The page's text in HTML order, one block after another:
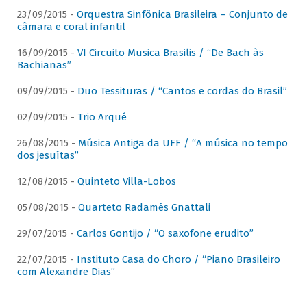
23/09/2015 - Orquestra Sinfônica Brasileira – Conjunto de
câmara e coral infantil
16/09/2015 - VI Circuito Musica Brasilis / “De Bach às
Bachianas”
09/09/2015 - Duo Tessituras / “Cantos e cordas do Brasil”
02/09/2015 - Trio Arqué
26/08/2015 - Música Antiga da UFF / “A música no tempo
dos jesuítas”
12/08/2015 - Quinteto Villa-Lobos
05/08/2015 - Quarteto Radamés Gnattali
29/07/2015 - Carlos Gontijo / “O saxofone erudito”
22/07/2015 - Instituto Casa do Choro / “Piano Brasileiro
com Alexandre Dias”